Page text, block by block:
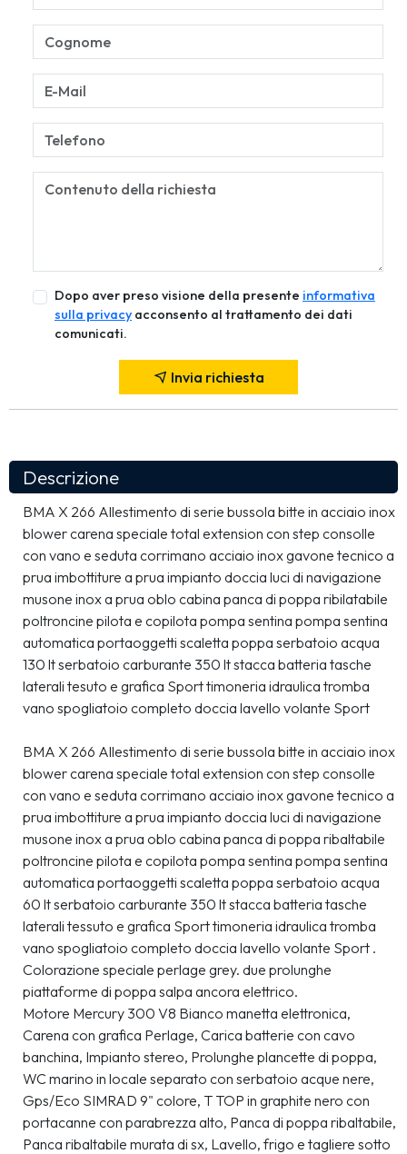
Dopo aver preso visione della presente informativa
sulla privacy acconsento al trattamento dei dati
comunicati.
Invia richiesta
Descrizione
BMA X 266 Allestimento di serie bussola bitte in acciaio inox
blower carena speciale total extension con step consolle
con vano e seduta corrimano acciaio inox gavone tecnico a
prua imbottiture a prua impianto doccia luci di navigazione
musone inox a prua oblo cabina panca di poppa ribilatabile
poltroncine pilota e copilota pompa sentina pompa sentina
automatica portaoggetti scaletta poppa serbatoio acqua
130 lt serbatoio carburante 350 lt stacca batteria tasche
laterali tesuto e grafica Sport timoneria idraulica tromba
vano spogliatoio completo doccia lavello volante Sport
BMA X 266 Allestimento di serie bussola bitte in acciaio inox
blower carena speciale total extension con step consolle
con vano e seduta corrimano acciaio inox gavone tecnico a
prua imbottiture a prua impianto doccia luci di navigazione
musone inox a prua oblo cabina panca di poppa ribaltabile
poltroncine pilota e copilota pompa sentina pompa sentina
automatica portaoggetti scaletta poppa serbatoio acqua
60 lt serbatoio carburante 350 lt stacca batteria tasche
laterali tessuto e grafica Sport timoneria idraulica tromba
vano spogliatoio completo doccia lavello volante Sport .
Colorazione speciale perlage grey. due prolunghe
piattaforme di poppa salpa ancora elettrico.
Motore Mercury 300 V8 Bianco manetta elettronica,
Carena con grafica Perlage, Carica batterie con cavo
banchina, Impianto stereo, Prolunghe plancette di poppa,
WC marino in locale separato con serbatoio acque nere,
Gps/Eco SIMRAD 9" colore, T TOP in graphite nero con
portacanne con parabrezza alto, Panca di poppa ribaltabile,
Panca ribaltabile murata di sx, Lavello, frigo e tagliere sotto